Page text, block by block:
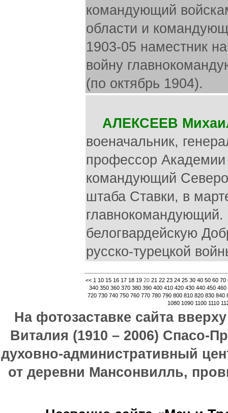
командующий
области и
1903-05 наместник
войну
(по октябрь 1904).
АЛЕКСЕЕВ
военачальник,
профессор
командующий
штаба Ставки, в
главнокомандующий.
белогвардейскую
русско-турецкой
<< 1 10 15 16 17 18 1920 21 22 23 24 25 30 40 50 60 70
340 350 360 370 380 390 400 410 420 430 440 450 460
720 730 740 750 760 770 780 790 800 810 820 830 840
1080 1090 1100 1110
На фотозаставке сайта
Виталия (1910 – 2006) Спасо-
духовно-административный
от деревни Мансонвилль,